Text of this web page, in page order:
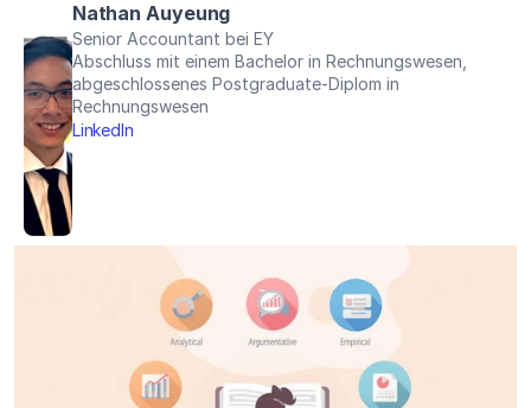
Nathan Auyeung
Senior Accountant bei EY
Abschluss mit einem Bachelor in Rechnungswesen,
abgeschlossenes Postgraduate-Diplom in
Rechnungswesen
LinkedIn